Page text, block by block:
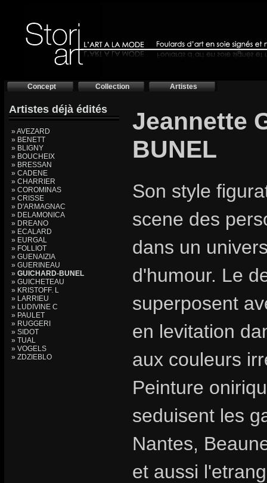
Concept Collection Artistes
Artistes déjà édités
» AVEZARD
» BENETT
» BLIGNY
» BOUCHEIX
» BRESSAN
» CADENE
» CHARRIER
» COROMINAS
» CRISSE
» D'ARMAGNAC
» DELAMONICA
» DREANO
» ECALARD
» EURGAL
» FOLLIOT
» GUENAIZIA
» GUERINEAU
» GUICHARD-BUNEL
» GUICHETEAU
» KRISTOFF. L
» LARRIEU
» LUDIVINE C
» PAULET
» RUGGERI
» SIDOT
» TUAL
» VOGELS
» ZDZIEBLO
Jeannette
BUNEL
Son style
scene des
dans un
d'humour. Le
superposent
en levitation
aux couleurs
Peinture
seduisent les
Nantes,
et aussi